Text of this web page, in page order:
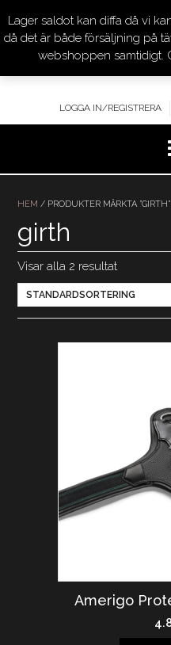
innehåll
KVALITET –
LOGGA IN/REGISTRERA
HEM / PRODUKTER MÄRKTA ”GIRTH”
girth
Visar alla 2 resultat
Amerigo
Lager saldot kan diffa då vi
då det är både försäljning på
webshoppen samtidigt.